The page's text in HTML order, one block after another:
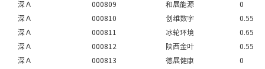
深Ａ
000809 和展能源
0
深Ａ
000810 创维数字
0.55
深Ａ
000811 冰轮环境
0.65
深Ａ
000812 陕西金叶
0.55
深Ａ
000813 德展健康
0